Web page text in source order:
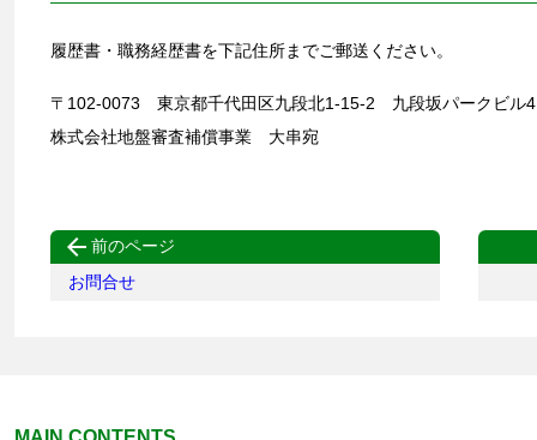
履歴書・職務経歴書を下記住所までご郵送ください。
〒102-0073 東京都千代田区九段北1-15-2 九段坂パークビル
株式会社地盤審査補償事業 大串宛
 前のページ
お問合せ